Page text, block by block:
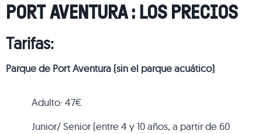
PORT AVENTURA : LOS PRECIOS
Tarifas:
Parque de Port Aventura (sin el parque acuático)
Adulto: 47€
Junior/ Senior (entre 4 y 10 años, a partir de 60